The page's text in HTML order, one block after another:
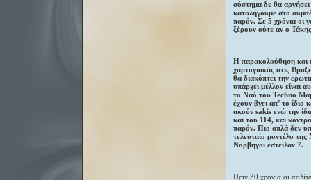
σύστημα δε θα
καταλήγουμε στο
παρόν. Σε 5 χρόνια οι
ξέρουν ούτε αν ο
Η παρακολούθηση και
χαρτογιακάς στις
θα διακόπτει την
υπάρχει μέλλον είναι
το Ναό του Techno
έχουν βγει απ’ το ίδιο
ακούν sakis ενώ την
και του 114, και
παρόν. Πιο απλά δεν
τελευταίο μοντέλο
Νορβηγοί έστειλαν 7.
Πριν 30 χρόνια οι